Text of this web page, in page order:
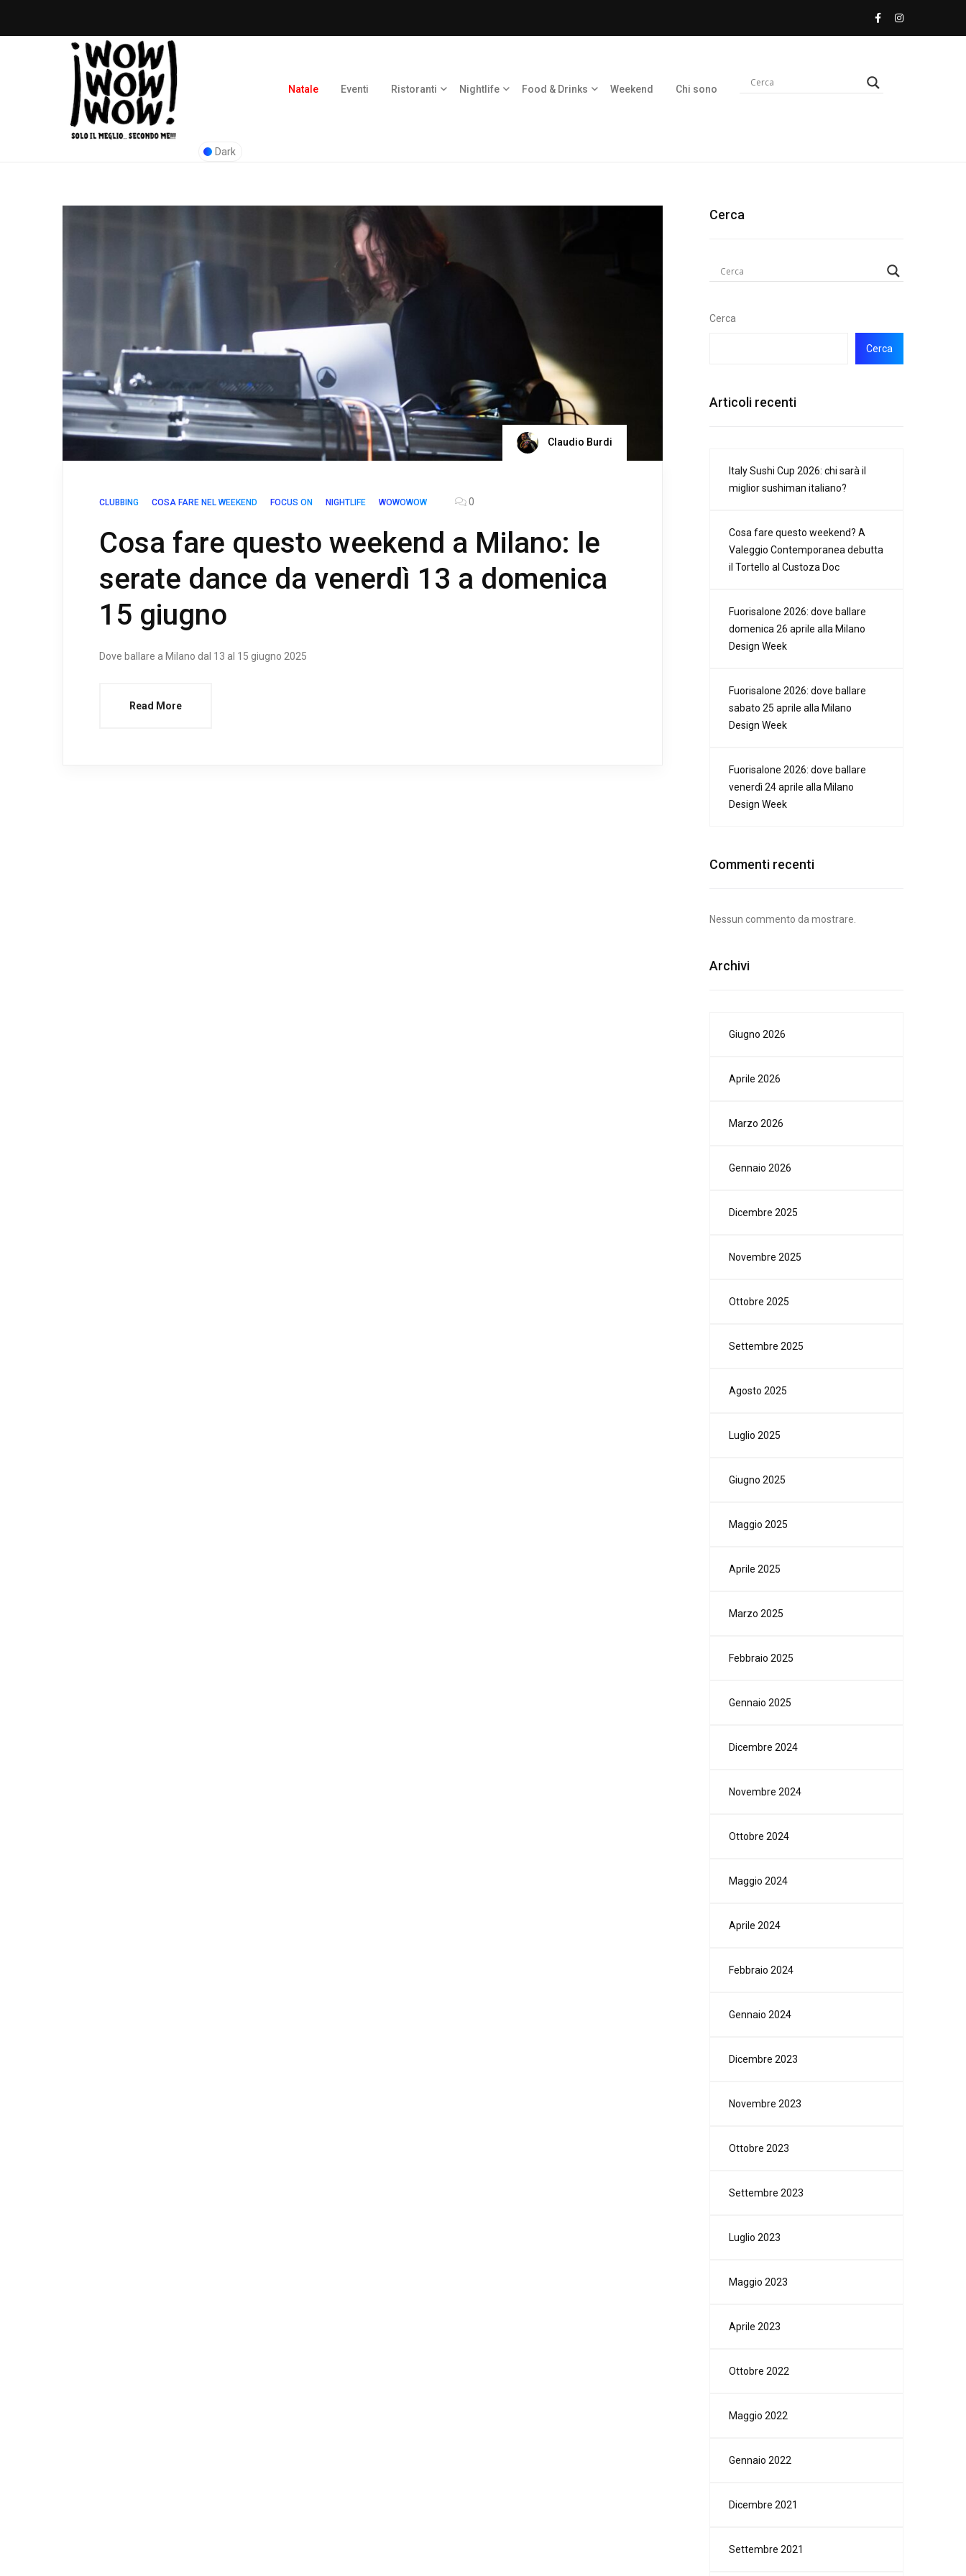
Natale Eventi Ristoranti Nightlife Food & Drinks Weekend Chi sono
Dark
Claudio Burdi
CLUBBING COSA FARE NEL WEEKEND FOCUS ON NIGHTLIFE WOWOWOW 0
Cosa fare questo weekend a Milano: le
serate dance da venerdì 13 a domenica
15 giugno
Dove ballare a Milano dal 13 al 15 giugno 2025
Read More
Cerca
Cerca
Cerca
Articoli recenti
Italy Sushi Cup 2026: chi sarà il
miglior sushiman italiano?
Cosa fare questo weekend? A
Valeggio Contemporanea debutta
il Tortello al Custoza Doc
Fuorisalone 2026: dove ballare
domenica 26 aprile alla Milano
Design Week
Fuorisalone 2026: dove ballare
sabato 25 aprile alla Milano
Design Week
Fuorisalone 2026: dove ballare
venerdì 24 aprile alla Milano
Design Week
Commenti recenti
Nessun commento da mostrare.
Archivi
Giugno 2026
Aprile 2026
Marzo 2026
Gennaio 2026
Dicembre 2025
Novembre 2025
Ottobre 2025
Settembre 2025
Agosto 2025
Luglio 2025
Giugno 2025
Maggio 2025
Aprile 2025
Marzo 2025
Febbraio 2025
Gennaio 2025
Dicembre 2024
Novembre 2024
Ottobre 2024
Maggio 2024
Aprile 2024
Febbraio 2024
Gennaio 2024
Dicembre 2023
Novembre 2023
Ottobre 2023
Settembre 2023
Luglio 2023
Maggio 2023
Aprile 2023
Ottobre 2022
Maggio 2022
Gennaio 2022
Dicembre 2021
Settembre 2021